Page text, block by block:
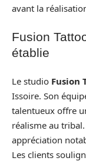
avant la
Fusion
établie
Le studio Fusion
Issoire. Son
talentueux offre
réalisme au
appréciation
Les clients